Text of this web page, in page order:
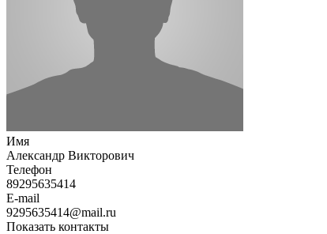
Имя
Александр Викторович
Телефон
89295635414
E-mail
9295635414@mail.ru
Показать контакты